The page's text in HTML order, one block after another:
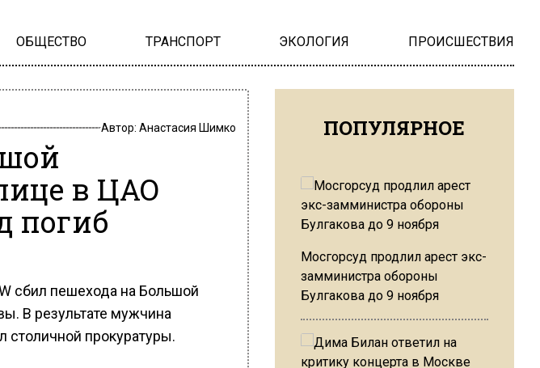
ОБЩЕСТВО ТРАНСПОРТ ЭКОЛОГИЯ ПРОИСШЕСТВИЯ
Автор: Анастасия Шимко
в ЦАО
погиб
сбил пешехода на Большой
В результате мужчина
столичной прокуратуры.
ПОПУЛЯРНОЕ
Мосгорсуд продлил арест экс-
замминистра обороны
Булгакова до 9 ноября